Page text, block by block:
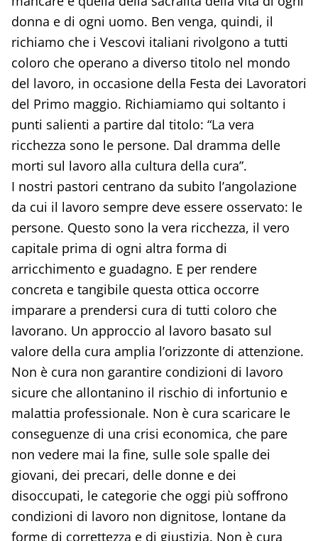
donna e di ogni uomo. Ben venga, quindi, il
richiamo che i Vescovi italiani rivolgono a tutti
coloro che operano a diverso titolo nel mondo
del lavoro, in occasione della Festa dei Lavoratori
del Primo maggio. Richiamiamo qui soltanto i
punti salienti a partire dal titolo: “La vera
ricchezza sono le persone. Dal dramma delle
morti sul lavoro alla cultura della cura”.
I nostri pastori centrano da subito l’angolazione
da cui il lavoro sempre deve essere osservato: le
persone. Questo sono la vera ricchezza, il vero
capitale prima di ogni altra forma di
arricchimento e guadagno. E per rendere
concreta e tangibile questa ottica occorre
imparare a prendersi cura di tutti coloro che
lavorano. Un approccio al lavoro basato sul
valore della cura amplia l’orizzonte di attenzione.
Non è cura non garantire condizioni di lavoro
sicure che allontanino il rischio di infortunio e
malattia professionale. Non è cura scaricare le
conseguenze di una crisi economica, che pare
non vedere mai la fine, sulle sole spalle dei
giovani, dei precari, delle donne e dei
disoccupati, le categorie che oggi più soffrono
condizioni di lavoro non dignitose, lontane da
forme di correttezza e di giustizia. Non è cura